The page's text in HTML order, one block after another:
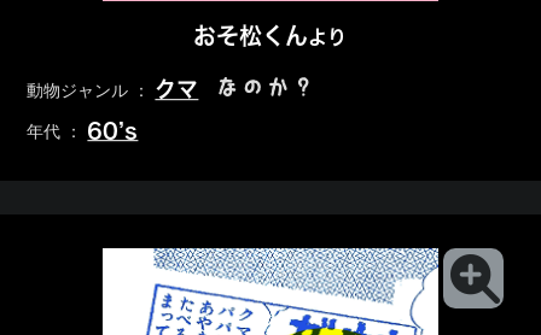
おそ松くんより
動物ジャンル ： クマ なのか？
年代 ： 60’s